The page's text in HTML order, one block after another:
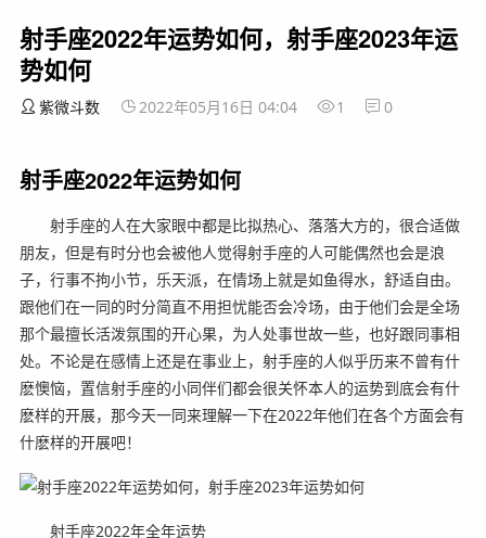
射手座2022年运势如何，射手座2023年运
势如何
紫微斗数 2022年05月16日 04:04 1 0
射手座2022年运势如何
射手座的人在大家眼中都是比拟热心、落落大方的，很合适做
朋友，但是有时分也会被他人觉得射手座的人可能偶然也会是浪
子，行事不拘小节，乐天派，在情场上就是如鱼得水，舒适自由。
跟他们在一同的时分简直不用担忧能否会冷场，由于他们会是全场
那个最擅长活泼氛围的开心果，为人处事世故一些，也好跟同事相
处。不论是在感情上还是在事业上，射手座的人似乎历来不曾有什
麽懊恼，置信射手座的小同伴们都会很关怀本人的运势到底会有什
麽样的开展，那今天一同来理解一下在2022年他们在各个方面会有
什麽样的开展吧！
射手座2022年全年运势